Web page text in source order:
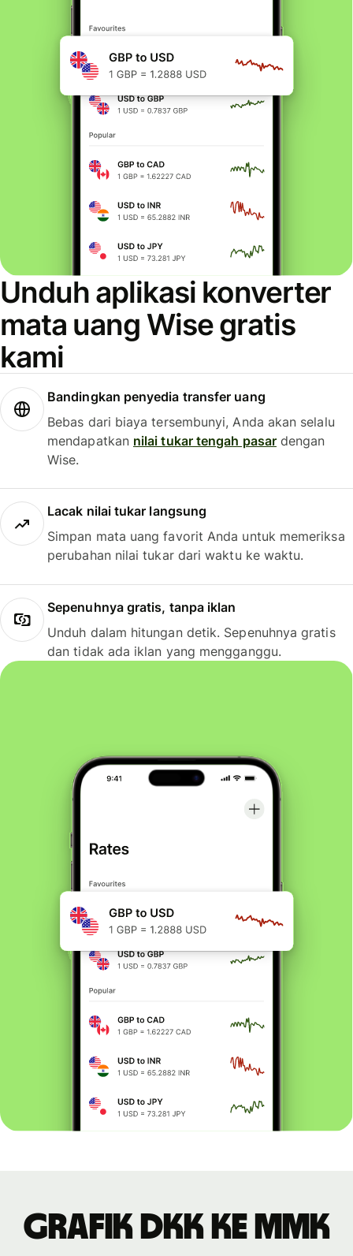
Unduh aplikasi konverter
mata uang Wise gratis
kami
Bandingkan penyedia transfer uang
Bebas dari biaya tersembunyi, Anda akan selalu
mendapatkan nilai tukar tengah pasardengan
Wise.
Lacak nilai tukar langsung
Simpan mata uang favorit Anda untuk memeriksa
perubahan nilai tukar dari waktu ke waktu.
Sepenuhnya gratis, tanpa iklan
Unduh dalam hitungan detik. Sepenuhnya gratis
dan tidak ada iklan yang mengganggu.
Grafik DKK ke MMK